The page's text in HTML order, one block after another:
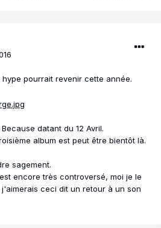
pourrait revenir cette année.
datant du 12 Avril.
album est peut être bientôt là.
sagement.
encore très controversé, moi je le
ceci dit un retour à un son